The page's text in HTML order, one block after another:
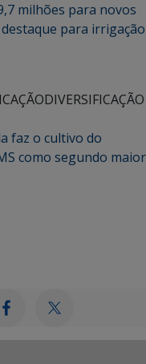
milhões para novos
para irrigação
DIVERSIFICAÇÃO
faz o cultivo do
como segundo maior